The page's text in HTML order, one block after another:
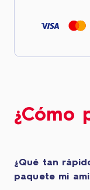
¿Cómo
¿Qué tan
paquete mi